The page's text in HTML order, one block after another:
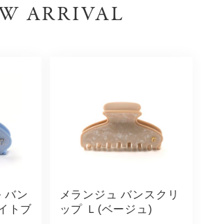
ARRIVAL
バン
トブ
メランジュ バンスクリ
ップ Ｌ(ベージュ)